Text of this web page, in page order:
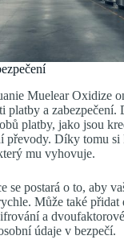
Muelear Oxidize
platby a zabezpečení.
platby, jako jsou
převody. Díky tomu si
mu vyhovuje.
se postará o to, aby
Může také přidat
a
údaje v bezpečí.